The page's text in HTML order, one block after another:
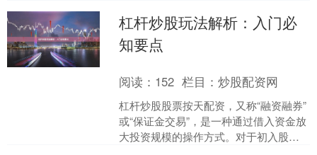
门槛低并不意味....
杠杆炒股玩法解析：入门必
知要点
阅读： 152 栏目：炒股配资网
杠杆炒股股票按天配资，又称“融资融券”
或“保证金交易”，是一种通过借入资金放
大投资规模的操作方式。对于初入股市